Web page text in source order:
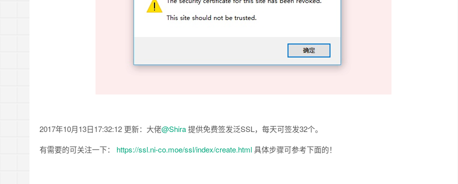
2017年10月13日17:32:12 更新：大佬@Shira提供免费签发泛SSL，每天可签发32个。
有需要的可关注一下： https://ssl.ni-co.moe/ssl/index/create.html具体步骤可参考下面的！